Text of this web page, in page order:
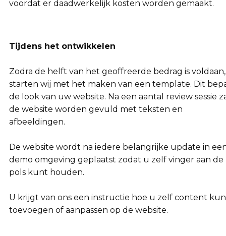
voordat er daadwerkelijk kosten worden gemaakt.
Tijdens het ontwikkelen
Zodra de helft van het geoffreerde bedrag is voldaan,
starten wij met het maken van een template. Dit
de look van uw website. Na een aantal review sessie
de website worden gevuld met teksten en
afbeeldingen.
De website wordt na iedere belangrijke update in
demo omgeving geplaatst zodat u zelf vinger aan de
pols kunt houden.
U krijgt van ons een instructie hoe u zelf content
toevoegen of aanpassen op de website.